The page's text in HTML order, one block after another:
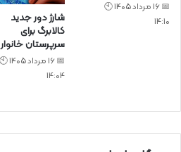
📅 16 مرداد 1405 🕙
14:10
شارژ دور جدید
کالابرگ برای
سرپرستان خانوار
📅 16 مرداد 1405 🕙
14:04